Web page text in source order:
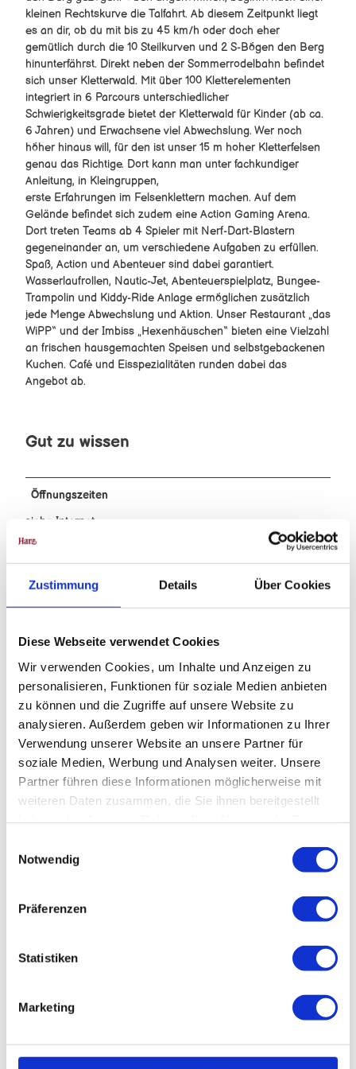
Zustimmung Details Über Cookies
Diese Webseite verwendet Cookies
Wir verwenden Cookies, um Inhalte und Anzeigen zu
personalisieren, Funktionen für soziale Medien anbieten
zu können und die Zugriffe auf unsere Website zu
analysieren. Außerdem geben wir Informationen zu Ihrer
Verwendung unserer Website an unsere Partner für
soziale Medien, Werbung und Analysen weiter. Unsere
Partner führen diese Informationen möglicherweise mit
weiteren Daten zusammen, die Sie ihnen bereitgestellt
Notwendig
Präferenzen
Statistiken
Marketing
Der verlorene Zauberring
Kinderrallye Hahnenklee
Stadtquiz Osterode
Kinderstadtplan Wernigerode
Knopfmachermuseum Kelbra
Die gestohlene Wasserschöpferin
Die Suche nach dem goldenen Amulett
Der geheimnisvolle Begleiter
Das Erbe der Raben
Das versteckte Labyrinth
Stadt- und Wanderchallenge Bad Lauterberg
Erlebnistafeln Burg Regenstein
Miniaturenpark AR App
Die Brockenbande im märchenhaften Selketal
Indoor-Spielewelt im Typisch Harz Regio-Shop
Klimalehrpfad Wasser
Klimalehrpfad Wald
König Hübichs Kugelbahnweg
Brockenbande Spiele
alle Spiele
Zauberchaos im Harz
Sechs verHEXt
kleinen Rechtskurve die Talfahrt. Ab diesem Zeitpunkt liegt
es an dir, ob du mit bis zu 45 km/h oder doch eher
gemütlich durch die 10 Steilkurven und 2 S-Bögen den Berg
hinunterfährst. Direkt neben der Sommerrodelbahn befindet
sich unser Kletterwald. Mit über 100 Kletterelementen
integriert in 6 Parcours unterschiedlicher
Schwierigkeitsgrade bietet der Kletterwald für Kinder (ab ca.
6 Jahren) und Erwachsene viel Abwechslung. Wer noch
höher hinaus will, für den ist unser 15 m hoher Kletterfelsen
genau das Richtige. Dort kann man unter fachkundiger
Anleitung, in Kleingruppen,
erste Erfahrungen im Felsenklettern machen. Auf dem
Gelände befindet sich zudem eine Action Gaming Arena.
Dort treten Teams ab 4 Spieler mit Nerf-Dart-Blastern
gegeneinander an, um verschiedene Aufgaben zu erfüllen.
Spaß, Action und Abenteuer sind dabei garantiert.
Wasserlaufrollen, Nautic-Jet, Abenteuerspielplatz, Bungee-
Trampolin und Kiddy-Ride Anlage ermöglichen zusätzlich
jede Menge Abwechslung und Aktion. Unser Restaurant „das
WiPP“ und der Imbiss „Hexenhäuschen“ bieten eine Vielzahl
an frischen hausgemachten Speisen und selbstgebackenen
Kuchen. Café und Eisspezialitäten runden dabei das
Angebot ab.
Gut zu wissen
Öffnungszeiten
siehe Internet
Anreise & Parken
Parkplatz vorhanden
Autor:in
Harzer Tourismusverband e.V.
Organisation
Harzer Tourismusverband e.V.
Lizenz (Stammdaten)